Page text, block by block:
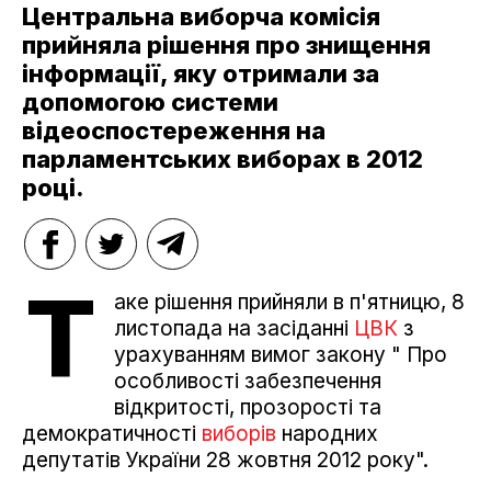
Центральна виборча комісія
прийняла рішення про знищення
інформації, яку отримали за
допомогою системи
відеоспостереження на
парламентських виборах в 2012
році.
Т
аке рішення прийняли в п'ятницю, 8
листопада на засіданні ЦВК з
урахуванням вимог закону " Про
особливості забезпечення
відкритості, прозорості та
демократичності виборів народних
депутатів України 28 жовтня 2012 року".